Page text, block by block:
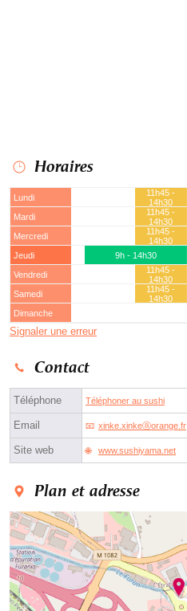
Horaires
Lundi
11h45 -
14h30
Mardi
11h45 -
14h30
Mercredi
11h45 -
14h30
Jeudi
9h - 14h30
Vendredi
11h45 -
14h30
Samedi
11h45 -
14h30
Dimanche
Signaler une erreur
Contact
Téléphone Téléphoner au sushi
Email xinke.xinkeⓐorange.fr
Site web www.sushiyama.net
Plan et adresse